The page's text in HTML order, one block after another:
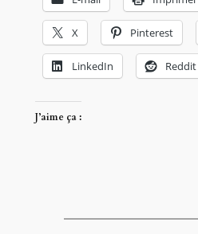
X Pinterest
LinkedIn Reddit
J’aime ça :